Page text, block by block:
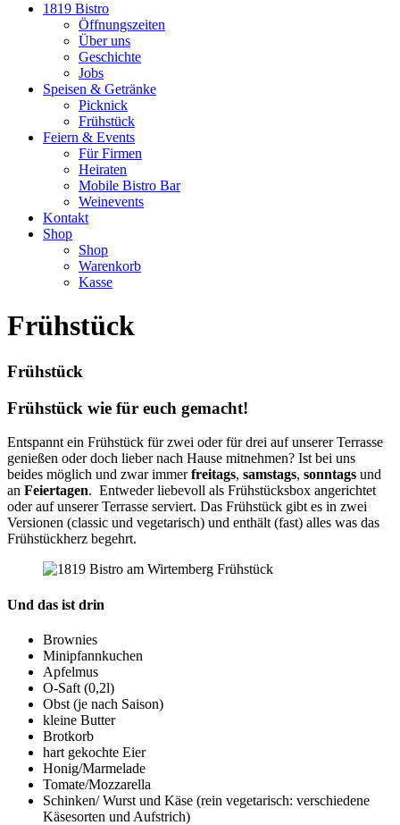
1819 Bistro
Öffnungszeiten
Über uns
Geschichte
Jobs
Speisen & Getränke
Picknick
Frühstück
Feiern & Events
Für Firmen
Heiraten
Mobile Bistro Bar
Weinevents
Kontakt
Shop
Shop
Warenkorb
Kasse
Frühstück
Frühstück
Frühstück wie für euch gemacht!
Entspannt ein Frühstück für zwei oder für drei auf unserer Terrasse
genießen oder doch lieber nach Hause mitnehmen? Ist bei uns
beides möglich und zwar immerfreitags, samstags, sonntags und
an Feiertagen. Entweder liebevoll als Frühstücksbox angerichtet
oder auf unserer Terrasse serviert. Das Frühstück gibt es in zwei
Versionen (classic und vegetarisch) und enthält (fast) alles was das
Frühstückherz begehrt.
Und das ist drin
Brownies
Minipfannkuchen
Apfelmus
O-Saft (0,2l)
Obst (je nach Saison)
kleine Butter
Brotkorb
hart gekochte Eier
Honig/Marmelade
Tomate/Mozzarella
Schinken/ Wurst und Käse (rein vegetarisch: verschiedene
Käsesorten und Aufstrich)